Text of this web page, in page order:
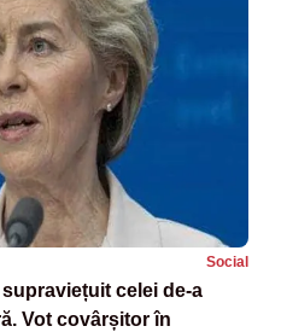
Social
celei de-a
Vot covârșitor în